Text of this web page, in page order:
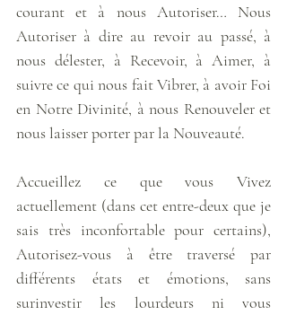
courant et à nous Autoriser… Nous
Autoriser à dire au revoir au passé, à
nous délester, à Recevoir, à Aimer, à
suivre ce qui nous fait Vibrer, à avoir Foi
en Notre Divinité, à nous Renouveler et
nous laisser porter par la Nouveauté.
Accueillez ce que vous Vivez
actuellement (dans cet entre-deux que je
sais très inconfortable pour certains),
Autorisez-vous à être traversé par
différents états et émotions, sans
surinvestir les lourdeurs ni vous